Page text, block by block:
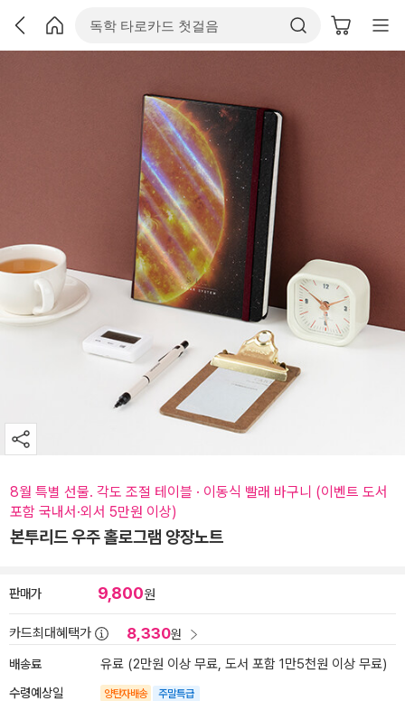
8월 특별 선물. 각도 조절 테이블 · 이동식 빨래 바구니 (이벤트 도서
포함 국내서·외서 5만원 이상)
본투리드 우주 홀로그램 양장노트
판매가 9,800원
카드최대혜택가 8,330원
배송료 유료 (2만원 이상 무료, 도서 포함 1만5천원 이상 무료)
수령예상일 양탄자배송 주말특급